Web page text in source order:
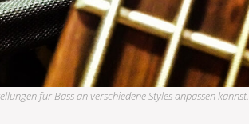
für Bass an verschiedene Styles anpassen kannst.